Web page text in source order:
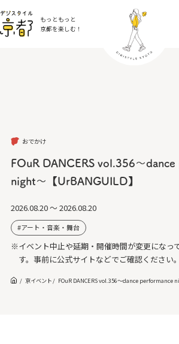
もっともっと
京都を楽しむ！
おでかけ
FOuR DANCERS vol.356～
night～【UrBANGUILD】
2026.08.20 ～ 2026.08.20
アート・音楽・舞台
※イベント中止や延期・開催時間が変更になっ
す。事前に公式サイトなどでご確認ください。
京イベント FOuR DANCERS vol.356～dance performance